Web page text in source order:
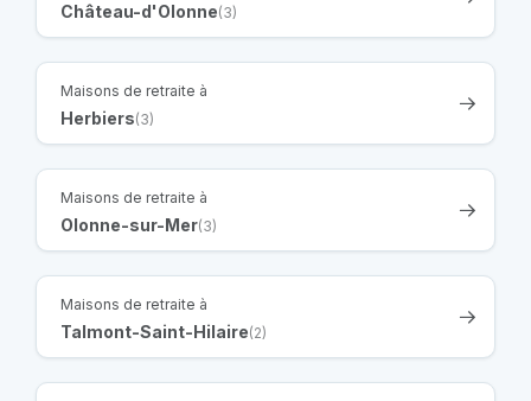
Château-d'Olonne(3)
Maisons de retraite à
Herbiers(3)
Maisons de retraite à
Olonne-sur-Mer(3)
Maisons de retraite à
Talmont-Saint-Hilaire(2)